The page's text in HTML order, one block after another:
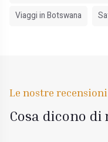
Viaggi in Botswana
Le nostre recensioni
Cosa dicono